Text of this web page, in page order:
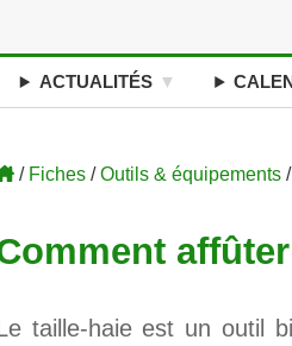
ACTUALITÉS
/ Fiches /Outils & équipements
taille-haie est un outil